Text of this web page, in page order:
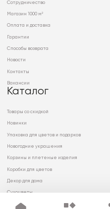
Сотрудничество
Магазин 1000 м²
Оплата и доставка
Гарантии
Способы возврата
Новости
Контакты
Вакансии
Каталог
Товары со скидкой
Новинки
Упаковка для цветов и подарков
Новогодние украшения
Корзины и плетеные изделия
Коробки для цветов
Декор для дома
Сухоцветы